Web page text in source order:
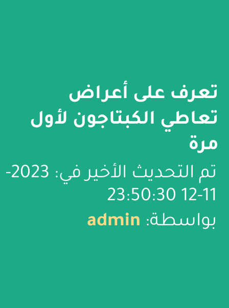
تعرف على أعراض
تعاطي الكبتاجون لأول
مرة
تم التحديث الأخير في: 2023-
11-12 23:50:30
بواسطة: admin